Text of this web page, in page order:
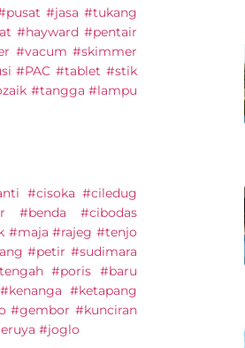
#jasa #tukang
#hayward #pentair
#vacum #skimmer
#PAC #tablet #stik
#tangga #lampu
#cisoka #ciledug
#benda #cibodas
#maja #rajeg #tenjo
#petir #sudimara
#poris #baru
#ketapang
#gembor #kunciran
#joglo